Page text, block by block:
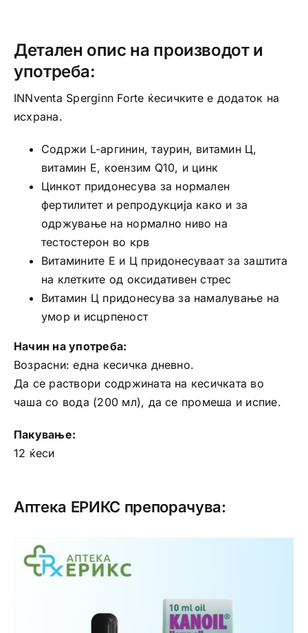
Детален опис на производот и
употреба:
INNventa Sperginn Forte ќесичките е додаток на
исхрана.
Содржи L-аргинин, таурин, витамин Ц,
витамин Е, коензим Q10, и цинк
Цинкот придонесува за нормален
фертилитет и репродукција како и за
одржување на нормално ниво на
тестостерон во крв
Витамините Е и Ц придонесуваат за заштита
на клетките од оксидативен стрес
Витамин Ц придонесува за намалување на
умор и исцрпеност
Начин на употреба:
Возрасни: една кесичка дневно.
Да се раствори содржината на кесичката во
чаша со вода (200 мл), да се промеша и испие.
Пакување:
12 ќеси
Аптека ЕРИКС препорачува: